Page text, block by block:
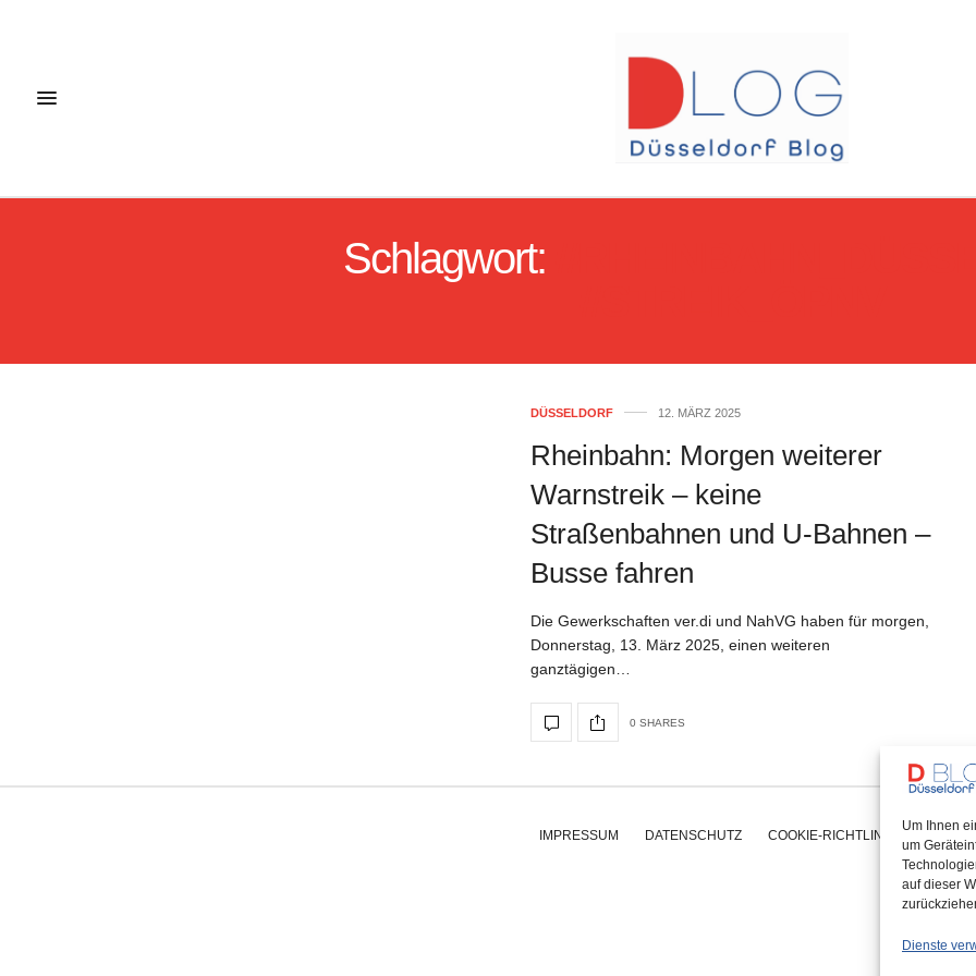
Um Ihnen
um
auf dieser
Dienste
Schlagwort:
DÜSSELDORF 12. MÄRZ 2025
Rheinbahn: Morgen weiterer
Warnstreik – keine
Straßenbahnen und U-Bahnen –
Busse fahren
Die Gewerkschaften ver.di und NahVG haben für morgen,
Donnerstag, 13. März 2025, einen weiteren
ganztägigen…
0 SHARES
IMPRESSUM DATENSCHUTZ COOKIE-RICHTLINIE (EU)